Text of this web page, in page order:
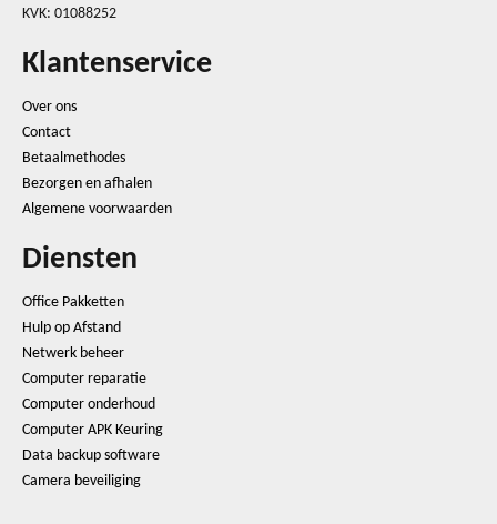
KVK: 01088252
Klantenservice
Over ons
Contact
Betaalmethodes
Bezorgen en afhalen
Algemene voorwaarden
Diensten
Office Pakketten
Hulp op Afstand
Netwerk beheer
Computer reparatie
Computer onderhoud
Computer APK Keuring
Data backup software
Camera beveiliging